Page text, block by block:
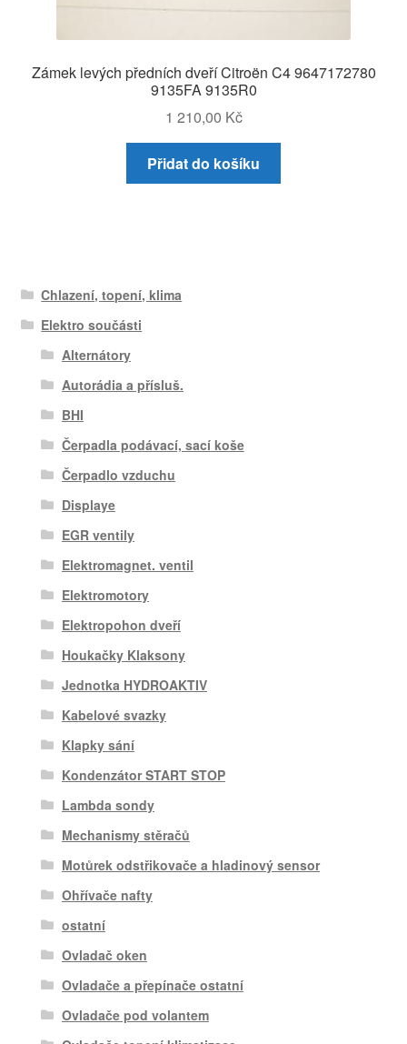
Zámek levých předních dveří Citroën C4 9647172780
9135FA 9135R0
1 210,00 Kč
Přidat do košíku
Chlazení, topení, klima
Elektro součásti
Alternátory
Autorádia a přísluš.
BHI
Čerpadla podávací, sací koše
Čerpadlo vzduchu
Displaye
EGR ventily
Elektromagnet. ventil
Elektromotory
Elektropohon dveří
Houkačky Klaksony
Jednotka HYDROAKTIV
Kabelové svazky
Klapky sání
Kondenzátor START STOP
Lambda sondy
Mechanismy stěračů
Motůrek odstřikovače a hladinový sensor
Ohřívače nafty
ostatní
Ovladač oken
Ovladače a přepínače ostatní
Ovladače pod volantem